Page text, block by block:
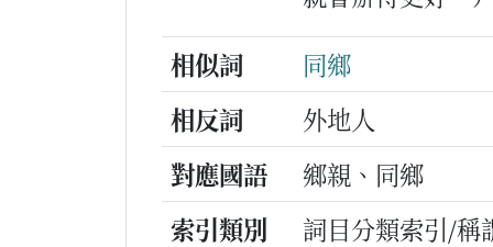
相似詞
同鄉
相反詞
外地人
對應國語
鄉親、同鄉
索引類別
詞目分類索引/稱